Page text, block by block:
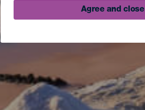
Agree and close